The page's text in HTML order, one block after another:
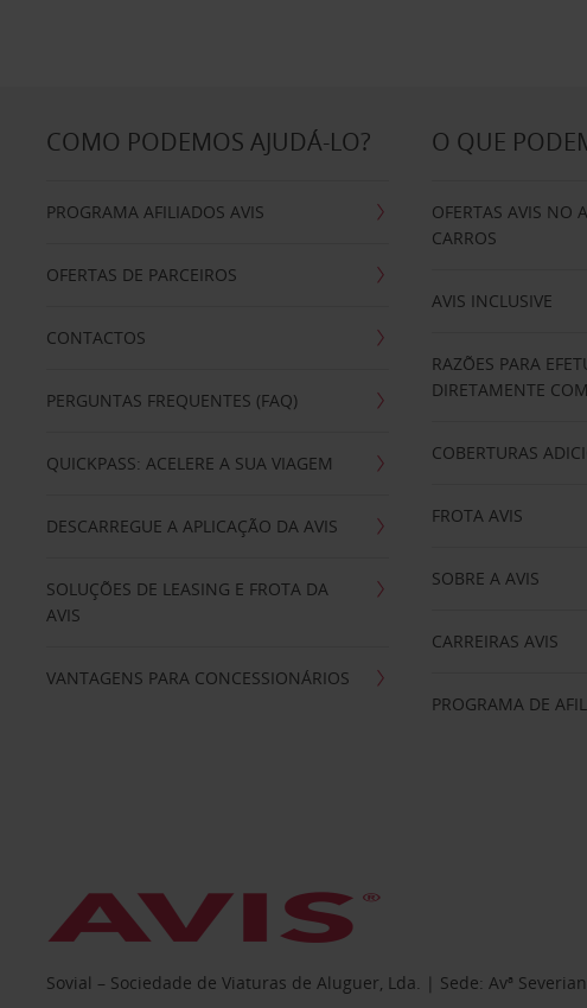
COMO PODEMOS AJUDÁ-LO?
PROGRAMA AFILIADOS AVIS
OFERTAS DE PARCEIROS
CONTACTOS
PERGUNTAS FREQUENTES (FAQ)
QUICKPASS: ACELERE A SUA VIAGEM
DESCARREGUE A APLICAÇÃO DA AVIS
SOLUÇÕES DE LEASING E FROTA DA
AVIS
VANTAGENS PARA CONCESSIONÁRIOS
O QUE
OFERTAS AVIS NO
CARROS
AVIS INCLUSIVE
RAZÕES PARA
DIRETAMENTE
COBERTURAS
FROTA AVIS
SOBRE A AVIS
CARREIRAS AVIS
PROGRAMA DE
Sovial – Sociedade de Viaturas de Aluguer, Lda. | Sede: Avª